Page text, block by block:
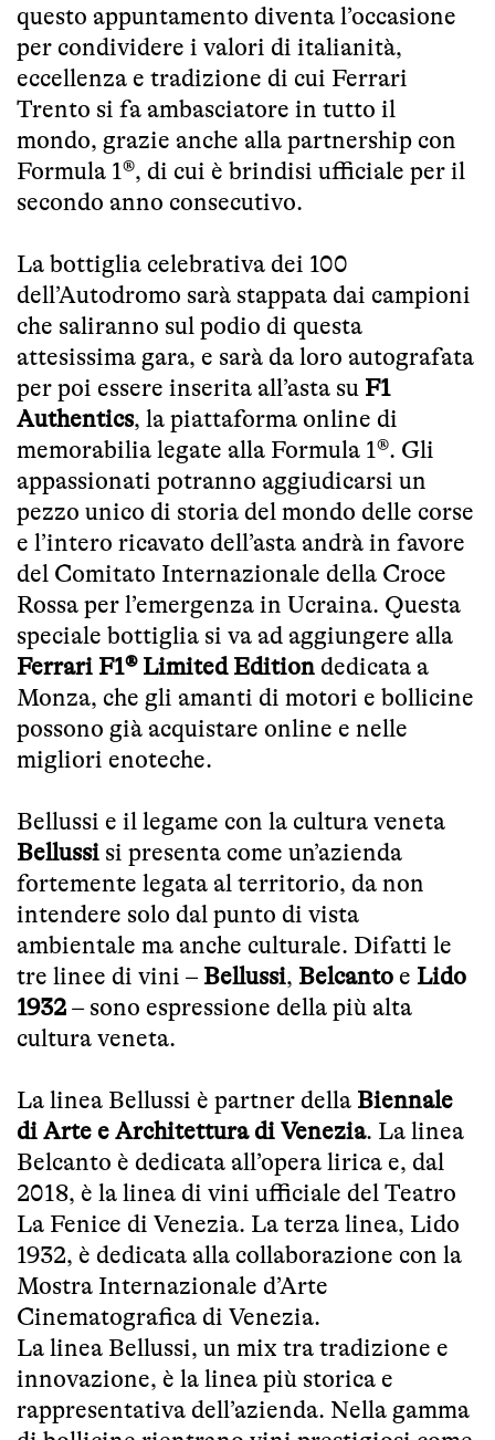
questo appuntamento diventa l’occasione
per condividere i valori di italianità,
eccellenza e tradizione di cui Ferrari
Trento si fa ambasciatore in tutto il
mondo, grazie anche alla partnership con
Formula 1®, di cui è brindisi ufficiale per il
secondo anno consecutivo.
La bottiglia celebrativa dei 100
dell’Autodromo sarà stappata dai campioni
che saliranno sul podio di questa
attesissima gara, e sarà da loro autografata
per poi essere inserita all’asta su F1
Authentics, la piattaforma online di
memorabilia legate alla Formula 1®. Gli
appassionati potranno aggiudicarsi un
pezzo unico di storia del mondo delle corse
e l’intero ricavato dell’asta andrà in favore
del Comitato Internazionale della Croce
Rossa per l’emergenza in Ucraina. Questa
speciale bottiglia si va ad aggiungere alla
Ferrari F1® Limited Edition dedicata a
Monza, che gli amanti di motori e bollicine
possono già acquistare online e nelle
migliori enoteche.
Bellussi e il legame con la cultura veneta
Bellussi si presenta come un’azienda
fortemente legata al territorio, da non
intendere solo dal punto di vista
ambientale ma anche culturale. Difatti le
tre linee di vini – Bellussi, Belcanto e Lido
1932 – sono espressione della più alta
cultura veneta.
La linea Bellussi è partner della Biennale
di Arte e Architettura di Venezia. La linea
Belcanto è dedicata all’opera lirica e, dal
2018, è la linea di vini ufficiale del Teatro
La Fenice di Venezia. La terza linea, Lido
1932, è dedicata alla collaborazione con la
Mostra Internazionale d’Arte
Cinematografica di Venezia.
La linea Bellussi, un mix tra tradizione e
innovazione, è la linea più storica e
rappresentativa dell’azienda. Nella gamma